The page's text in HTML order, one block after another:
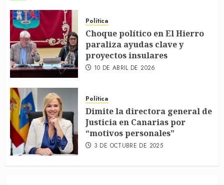
Política
Choque político en El Hierro
paraliza ayudas clave y
proyectos insulares
10 DE ABRIL DE 2026
Política
Dimite la directora general de
Justicia en Canarias por
“motivos personales”
3 DE OCTUBRE DE 2025